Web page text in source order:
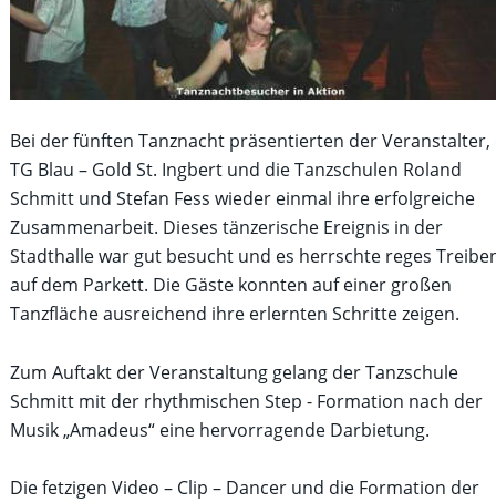
Bei der fünften Tanznacht präsentierten der
TG Blau – Gold St. Ingbert und die Tanzschulen Roland
Schmitt und Stefan Fess wieder einmal ihre erfolgreiche
Zusammenarbeit. Dieses tänzerische Ereignis in der
Stadthalle war gut besucht und es herrschte reges
auf dem Parkett. Die Gäste konnten auf einer großen
Tanzfläche ausreichend ihre erlernten Schritte zeigen.
Zum Auftakt der Veranstaltung gelang der Tanzschule
Schmitt mit der rhythmischen Step - Formation nach der
Musik „Amadeus“ eine hervorragende Darbietung.
Die fetzigen Video – Clip – Dancer und die Formation der